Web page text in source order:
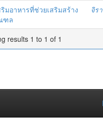
อาหารที่ช่วยเสริมสร้าง
ฑล
จิร
results 1 to 1 of 1